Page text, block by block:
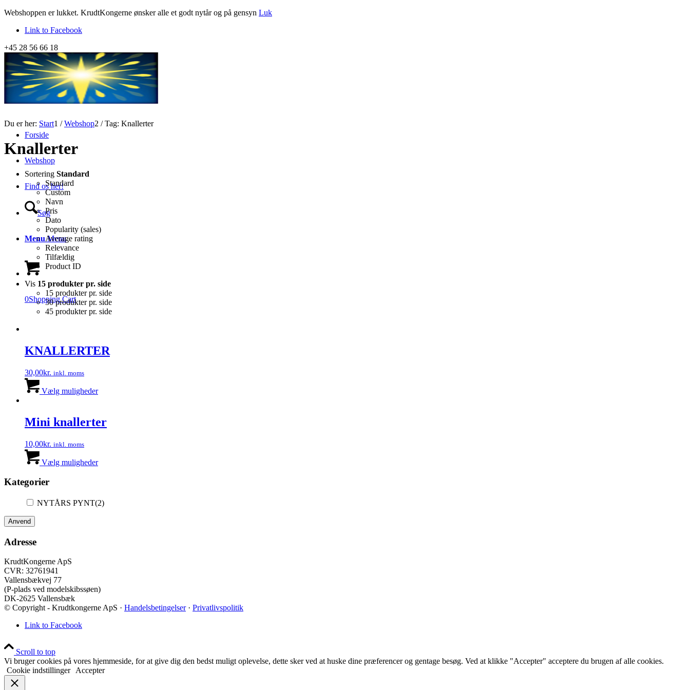
Webshoppen er lukket. KrudtKongerne ønsker alle et godt nytår og på gensyn Luk
Link to Facebook
+45 28 56 66 18
Forside
Webshop
Find os her!
Søg
Menu Menu
0Shopping Cart
Du er her: Start1 / Webshop2 / Tag: Knallerter
Knallerter
Sortering Standard
Standard
Custom
Navn
Pris
Dato
Popularity (sales)
Average rating
Relevance
Tilfældig
Product ID
Vis 15 produkter pr. side
15 produkter pr. side
30 produkter pr. side
45 produkter pr. side
KNALLERTER
30,00kr. inkl. moms
Vælg mulighedervare
Mulighederne
varesiden
Mini knallerter
10,00kr. inkl. moms
Vælg mulighedervare
Mulighederne
kan
Kategorier
NYTÅRS PYNT(2)
Anvend
Adresse
KrudtKongerne ApS
CVR: 32761941
Vallensbækvej 77
(P-plads ved modelskibssøen)
DK-2625 Vallensbæk
© Copyright - Krudtkongerne ApS · Handelsbetingelser· Privatlivspolitik
Link to Facebook
Scroll to top
Vi bruger cookies på vores hjemmeside, for at give dig den bedst muligt oplevelse, dette sker ved at huske dine præferencer og gentage besøg. Ved at klikke "Accepter" acceptere du brugen af alle cookies.
Cookie indstillinger
Accepter